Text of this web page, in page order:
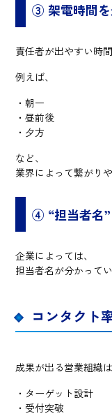
③ 架電時間を
責任者が出やすい時
例えば、
・朝一
・昼前後
・夕方
など、
業界によって繋がり
④ “担当者名
企業によっては、
担当者名が分かって
コンタクト
成果が出る営業組織は
・ターゲット設計
・受付突破